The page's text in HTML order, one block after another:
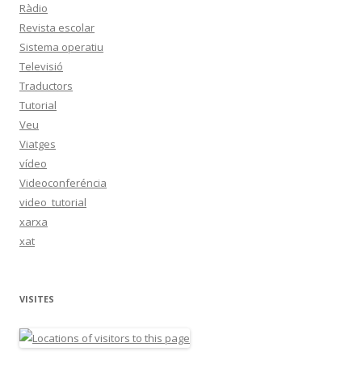
Ràdio
Revista escolar
Sistema operatiu
Televisió
Traductors
Tutorial
Veu
Viatges
vídeo
Videoconferéncia
video_tutorial
xarxa
xat
VISITES